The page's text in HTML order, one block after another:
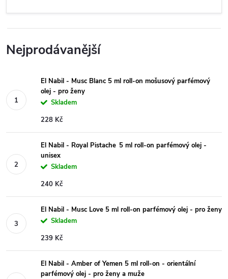
Nejprodávanější
El Nabil - Musc Blanc 5 ml roll-on mošusový parfémový
olej - pro ženy
Skladem
228 Kč
El Nabil - Royal Pistache 5 ml roll-on parfémový olej -
unisex
Skladem
240 Kč
El Nabil - Musc Love 5 ml roll-on parfémový olej - pro ženy
Skladem
239 Kč
El Nabil - Amber of Yemen 5 ml roll-on - orientální
parfémový olej - pro ženy a muže